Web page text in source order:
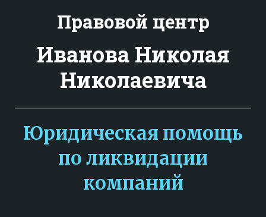
Правовой центр
Иванова Николая
Николаевича
Юридическая помощь
по ликвидации
компаний